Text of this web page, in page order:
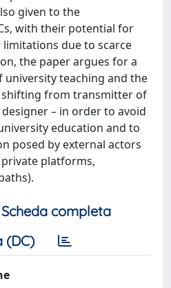
given to the
with their potential for
due to scarce
the paper argues for a
teaching and the
from transmitter of
– in order to avoid
education and to
posed by external actors
platforms,
Scheda completa
(DC)